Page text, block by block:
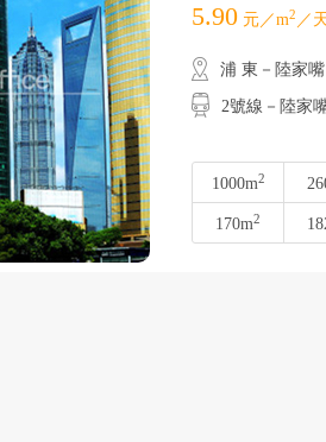
5.90 元／m2 ／
浦 東－陸家嘴
2號線－陸家
1000m2
170m2